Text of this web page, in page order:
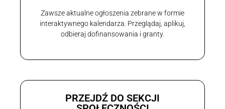
Zawsze aktualne ogłoszenia zebrane w formie
interaktywnego kalendarza. Przeglądaj, aplikuj,
odbieraj dofinansowania i granty.
PRZEJDŹ DO SEKCJI